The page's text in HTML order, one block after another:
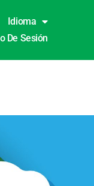
Idioma
De Sesión